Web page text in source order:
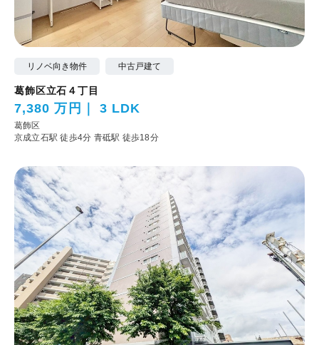
リノベ向き物件 中古戸建て
葛飾区立石４丁目
7,380 万円 3 LDK
葛飾区
京成立石駅 徒歩4分 青砥駅 徒歩18分